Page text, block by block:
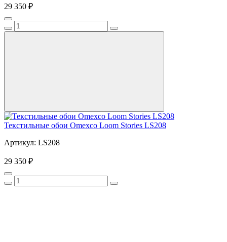
29 350 ₽
Текстильные обои Omexco Loom Stories LS208
Артикул: LS208
29 350 ₽